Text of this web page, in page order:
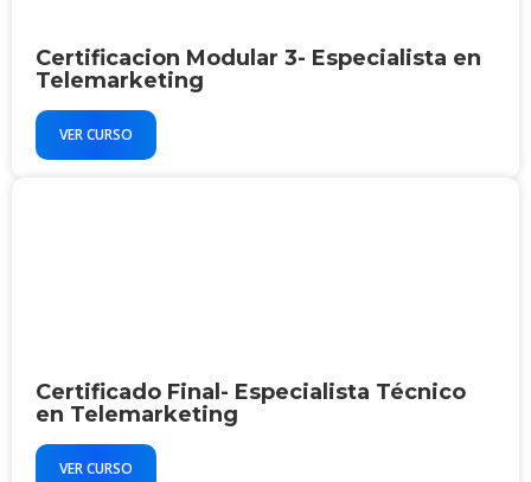
Certificacion Modular 3- Especialista en
Telemarketing
VER CURSO
Certificado Final- Especialista Técnico
en Telemarketing
VER CURSO